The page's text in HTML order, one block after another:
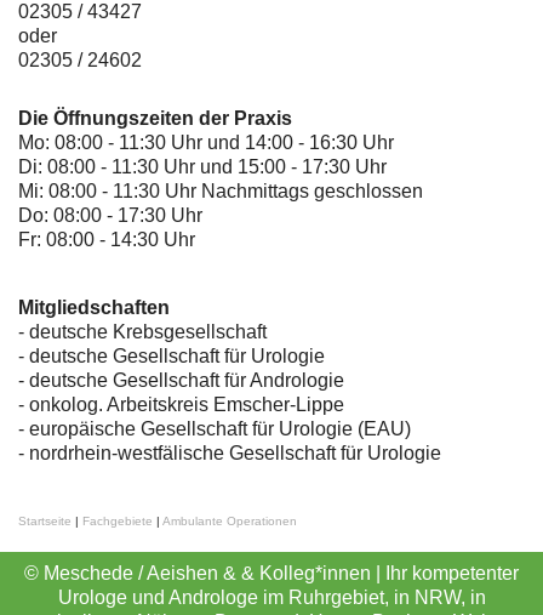
02305 / 43427
oder
02305 / 24602
Die Öffnungszeiten der Praxis
Mo: 08:00 - 11:30 Uhr und 14:00 - 16:30 Uhr
Di: 08:00 - 11:30 Uhr und 15:00 - 17:30 Uhr
Mi: 08:00 - 11:30 Uhr Nachmittags geschlossen
Do: 08:00 - 17:30 Uhr
Fr: 08:00 - 14:30 Uhr
Mitgliedschaften
- deutsche Krebsgesellschaft
- deutsche Gesellschaft für Urologie
- deutsche Gesellschaft für Andrologie
- onkolog. Arbeitskreis Emscher-Lippe
- europäische Gesellschaft für Urologie (EAU)
- nordrhein-westfälische Gesellschaft für Urologie
Startseite | Fachgebiete | Ambulante Operationen
© Meschede / Aeishen & & Kolleg*innen | Ihr kompetenter
Urologe und Androloge im Ruhrgebiet, in NRW, in